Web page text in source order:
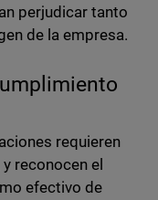
perjudicar tanto
de la empresa.
requieren
reconocen el
efectivo de